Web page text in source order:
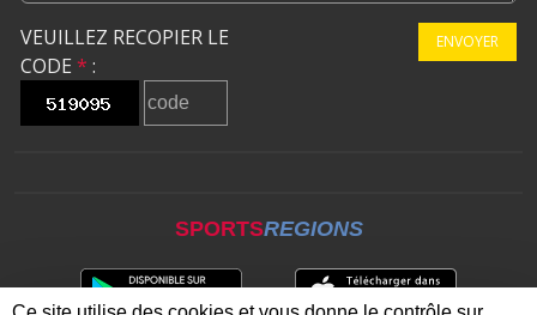
VEUILLEZ RECOPIER LE
CODE * :
ENVOYER
SPORTSREGIONS